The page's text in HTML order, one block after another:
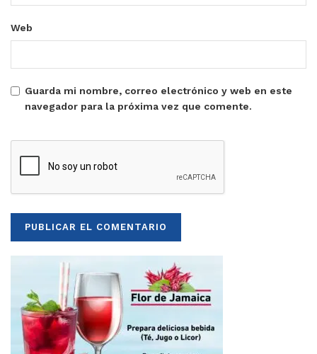
Web
Guarda mi nombre, correo electrónico y web en este
navegador para la próxima vez que comente.